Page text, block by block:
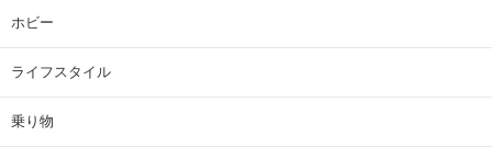
ホビー
ライフスタイル
乗り物